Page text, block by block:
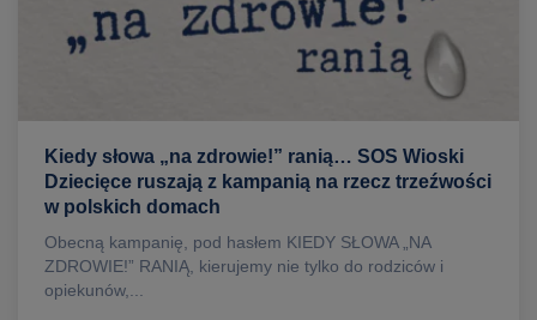
Kiedy słowa „na zdrowie!” ranią… SOS Wioski
Dziecięce ruszają z kampanią na rzecz trzeźwości
w polskich domach
Obecną kampanię, pod hasłem KIEDY SŁOWA „NA
ZDROWIE!” RANIĄ, kierujemy nie tylko do rodziców i
opiekunów,...